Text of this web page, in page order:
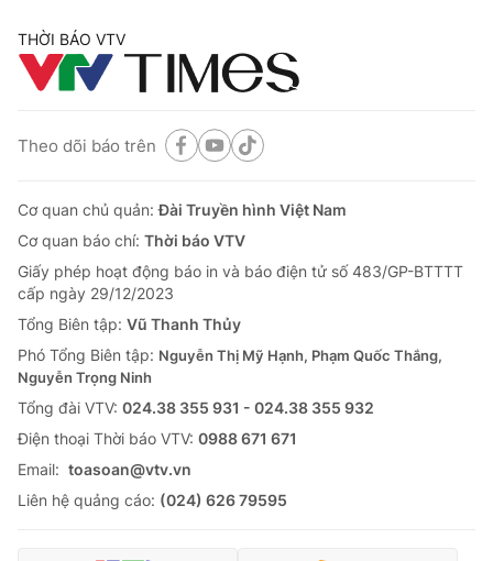
THỜI BÁO VTV
Theo dõi báo trên
Cơ quan chủ quản:Đài Truyền hình Việt Nam
Cơ quan báo chí: Thời báo VTV
Giấy phép hoạt động báo in và báo điện tử số 483/GP-BTTTT
cấp ngày 29/12/2023
Tổng Biên tập: Vũ Thanh Thủy
Phó Tổng Biên tập: Nguyễn Thị Mỹ Hạnh, Phạm Quốc Thắng,
Nguyễn Trọng Ninh
Tổng đài VTV: 024.38 355 931 - 024.38 355 932
Ðiện thoại Thời báo VTV: 0988 671 671
Email: toasoan@vtv.vn
Liên hệ quảng cáo: (024) 626 79595